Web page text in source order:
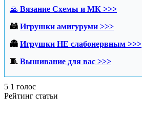
🙏 Вязание Схемы и МК >>>
🦝 Игрушки амигуруми >>>
👻 Игрушки НЕ слабонервным >>>
🧵 Вышивание для вас >>>
5 1 голос
Рейтинг статьи